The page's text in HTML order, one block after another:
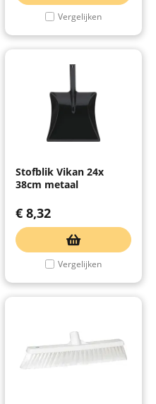
Vergelijken
Stofblik Vikan 24x
38cm metaal
€ 8,32
Vergelijken